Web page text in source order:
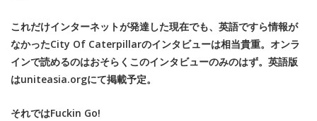
これだけインターネットが発達した現在でも、英語ですら情報が
なかったCity Of Caterpillarのインタビューは相当貴重。オンラ
インで読めるのはおそらくこのインタビューのみのはず。英語版
はuniteasia.orgにて掲載予定。
それではFuckin Go!